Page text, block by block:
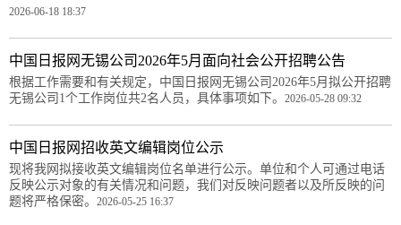
2026-06-18 18:37
中国日报网无锡公司2026年5月面向社会公开招聘公告
根据工作需要和有关规定，中国日报网无锡公司2026年5月拟公开招聘
无锡公司1个工作岗位共2名人员，具体事项如下。 2026-05-28 09:32
中国日报网招收英文编辑岗位公示
现将我网拟接收英文编辑岗位名单进行公示。单位和个人可通过电话
反映公示对象的有关情况和问题，我们对反映问题者以及所反映的问
题将严格保密。 2026-05-25 16:37